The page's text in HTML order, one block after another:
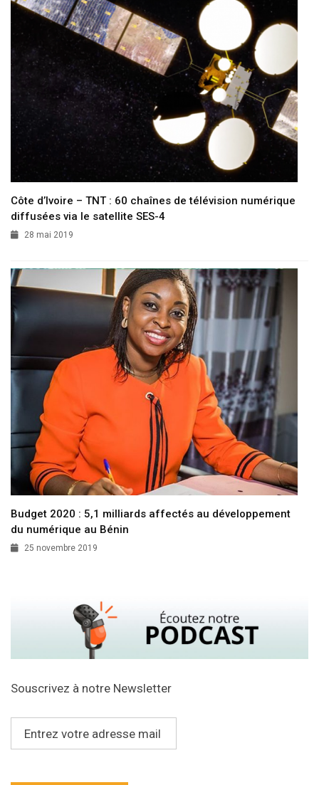
Côte d’Ivoire – TNT : 60 chaînes de télévision numérique
diffusées via le satellite SES-4
Budget 2020 : 5,1 milliards affectés au développement
du numérique au Bénin
25 novembre 2019
Souscrivez à notre Newsletter